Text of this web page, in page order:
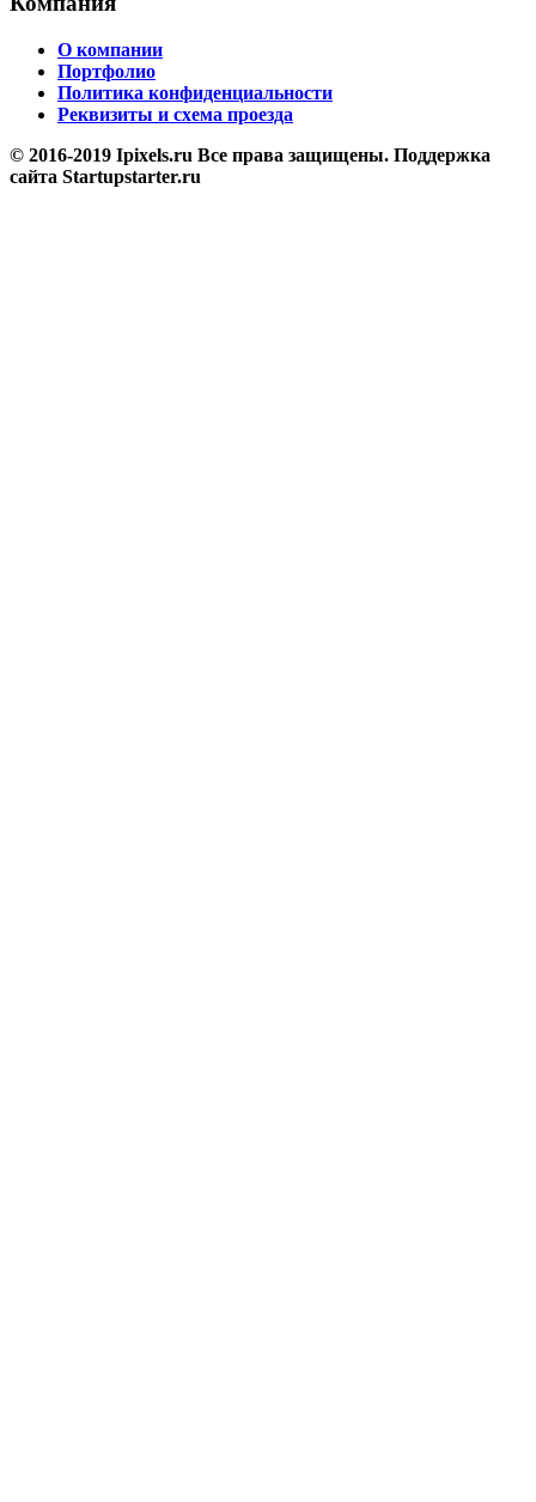
О компании
Портфолио
Политика конфиденциальности
Реквизиты и схема проезда
© 2016-2019 Ipixels.ru Все права защищены. Поддержка
сайта Startupstarter.ru